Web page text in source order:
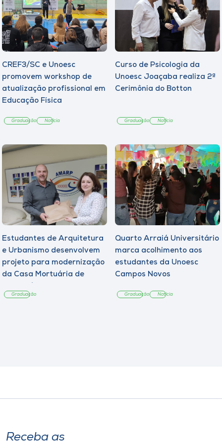
CREF3/SC e Unoesc
promovem workshop de
atualização profissional em
Educação Física
Graduação Notícia
Curso de Psicologia da
Unoesc Joaçaba realiza 2ª
Cerimônia do Botton
Graduação Notícia
Estudantes de Arquitetura
e Urbanismo desenvolvem
projeto para modernização
da Casa Mortuária de
Graduação
Quarto Arraiá Universitário
marca acolhimento aos
estudantes da Unoesc
Campos Novos
Graduação Notícia
Receba as